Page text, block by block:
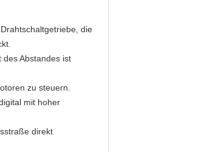
die
Abstandes ist
zu steuern.
mit hoher
direkt